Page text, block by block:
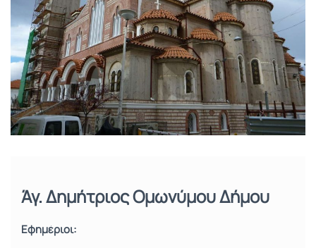
Άγ. Δημήτριος Ομωνύμου Δήμου
Εφημέριοι: